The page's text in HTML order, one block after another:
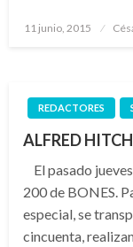
Publicado
11 junio, 2015
REDACTORES
ALFRED
El pasado
200 de BONES.
especial, se
cincuenta,